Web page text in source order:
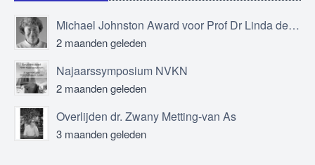
Michael Johnston Award voor Prof Dr Linda de Vries
2 maanden geleden
Najaarssymposium NVKN
2 maanden geleden
Overlijden dr. Zwany Metting-van As
3 maanden geleden